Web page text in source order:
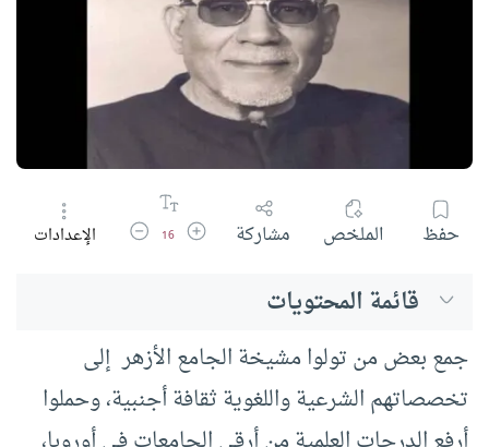
حفظ الملخص مشاركة زيادة حجم الخط
16 تقليل حجم الخط
الإعدادات
قائمة المحتويات
جمع بعض من تولوا مشيخة الجامع الأزهر إلى
تخصصاتهم الشرعية واللغوية ثقافة أجنبية، وحملوا